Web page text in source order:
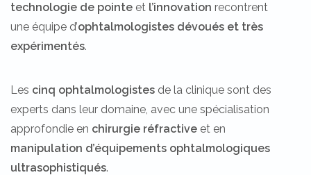
technologie de pointe et l’innovation recontrent
une équipe d’ophtalmologistes dévoués et très
expérimentés.
Les cinq ophtalmologistes de la clinique sont des
experts dans leur domaine, avec une spécialisation
approfondie en chirurgie réfractive et en
manipulation d’équipements ophtalmologiques
ultrasophistiqués.